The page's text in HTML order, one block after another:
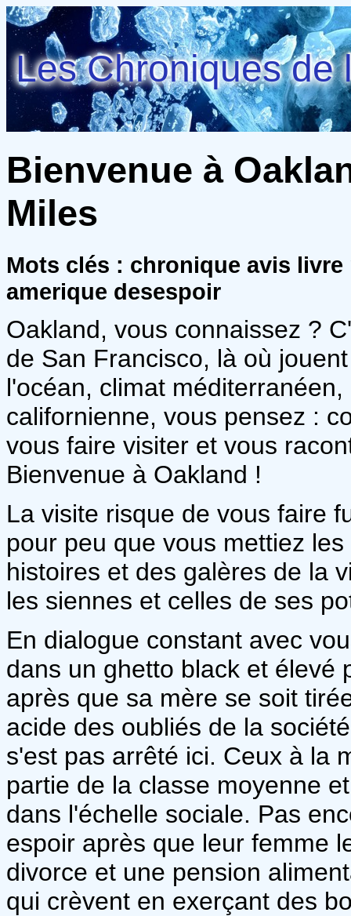
Les Chroniques de
Bienvenue à
Miles
Mots clés : chronique avis
amerique desespoir
Oakland, vous connaissez ?
de San Francisco, là où
l'océan, climat
californienne, vous pensez :
vous faire visiter et vous
Bienvenue à Oakland !
La visite risque de vous faire
pour peu que vous mettiez
histoires et des galères de la
les siennes et celles de ses
En dialogue constant avec
dans un ghetto black et élevé
après que sa mère se soit
acide des oubliés de la
s'est pas arrêté ici. Ceux à la
partie de la classe moyenne
dans l'échelle sociale. Pas
espoir après que leur femme
divorce et une pension
qui crèvent en exerçant des